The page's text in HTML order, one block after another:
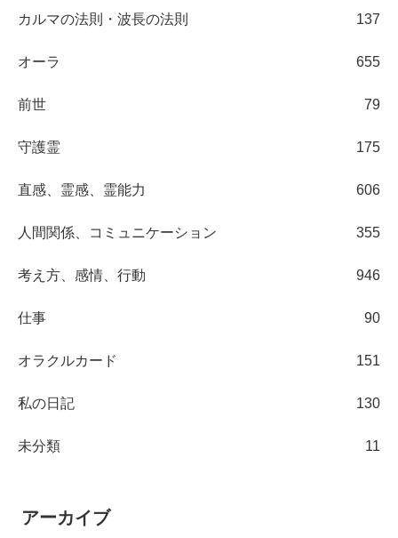
カルマの法則・波長の法則 137
オーラ 655
前世 79
守護霊 175
直感、霊感、霊能力 606
人間関係、コミュニケーション 355
考え方、感情、行動 946
仕事 90
オラクルカード 151
私の日記 130
未分類 11
アーカイブ